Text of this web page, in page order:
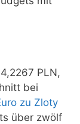
PLN,
bei
zu Zloty
über zwölf